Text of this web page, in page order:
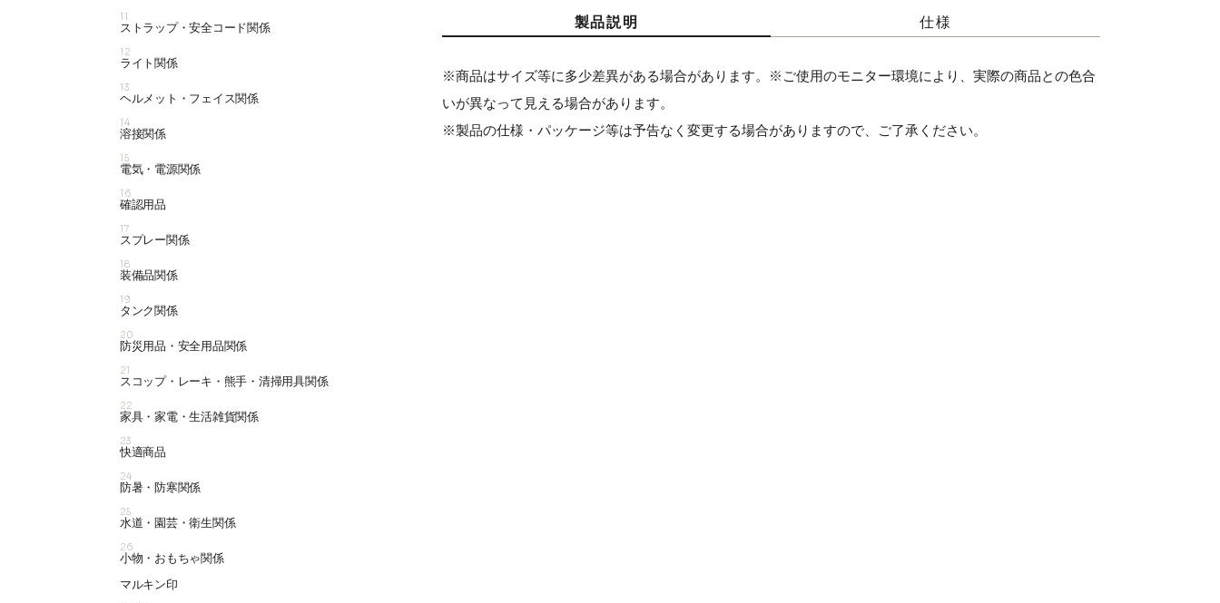
製品説明 仕様
※商品はサイズ等に多少差異がある場合があります。※ご使用のモニター環境により、実際の商品との色合
いが異なって見える場合があります。
※製品の仕様・パッケージ等は予告なく変更する場合がありますので、ご了承ください。
11
ストラップ・安全コード関係
12
ライト関係
13
ヘルメット・フェイス関係
14
溶接関係
15
電気・電源関係
16
確認用品
17
スプレー関係
18
装備品関係
19
タンク関係
20
防災用品・安全用品関係
21
スコップ・レーキ・熊手・清掃用具関係
22
家具・家電・生活雑貨関係
23
快適商品
24
防暑・防寒関係
25
水道・園芸・衛生関係
26
小物・おもちゃ関係
マルキン印